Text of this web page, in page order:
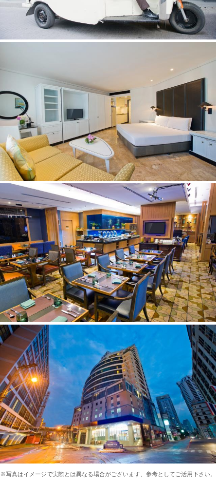
※写真はイメージで実際とは異なる場合がございます、参考としてご活用下さい。